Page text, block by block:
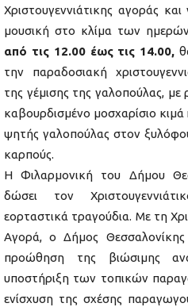
Χριστουγεννιάτικης αγοράς
μουσική στο κλίμα των
από τις 12.00 έως τις 14.00,
την παραδοσιακή
της γέμισης της γαλοπούλας, με
καβουρδισμένο μοσχαρίσιο κιμά
ψητής γαλοπούλας στον
καρπούς.
Η Φιλαρμονική του Δήμου
δώσει τον
εορταστικά τραγούδια. Με τη
Αγορά, ο Δήμος Θεσσαλονίκης
προώθηση της βιώσιμης
υποστήριξη των τοπικών
ενίσχυση της σχέσης